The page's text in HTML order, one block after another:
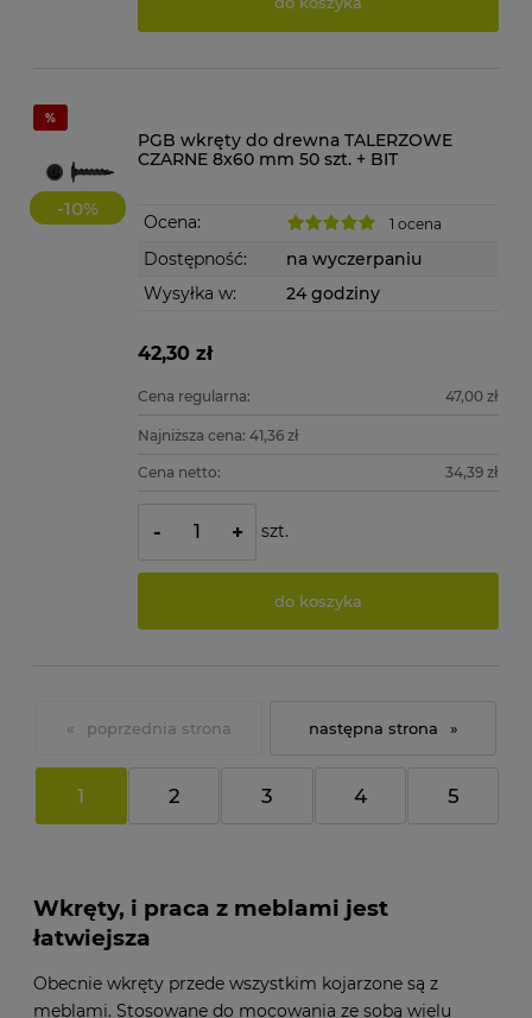
-10%
PGB wkręty do drewna TALERZOWE
CZARNE 8x60 mm 50 szt. + BIT
Ocena: 1 ocena
Dostępność:
na wyczerpaniu
Wysyłka w:
24 godziny
42,30 zł
Cena regularna: 47,00 zł
Najniższa cena:41,36 zł
Cena netto: 34,39 zł
- + szt.
do koszyka
«
1 2 3 4 5
»
Wkręty, i praca z meblami jest
łatwiejsza
Obecnie wkręty przede wszystkim kojarzone są z
meblami. Stosowane do mocowania ze sobą wielu